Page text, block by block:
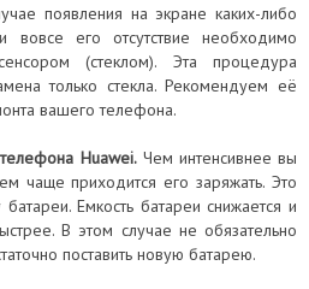
появления на экране каких-либо
вовсе его отсутствие необходимо
(стеклом). Эта процедура
только стекла. Рекомендуем её
вашего телефона.
Huawei.Чем интенсивнее вы
чаще приходится его заряжать. Это
Емкость батареи снижается и
В этом случае не обязательно
поставить новую батарею.